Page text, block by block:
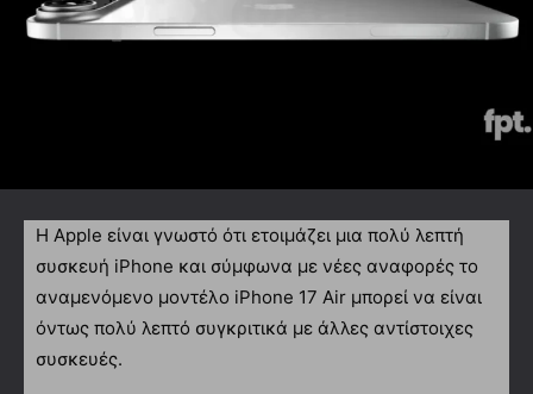
Η Apple είναι γνωστό ότι ετοιμάζει μια πολύ λεπτή
συσκευή iPhone και σύμφωνα με νέες αναφορές το
αναμενόμενο μοντέλο iPhone 17 Air μπορεί να είναι
όντως πολύ λεπτό συγκριτικά με άλλες αντίστοιχες
συσκευές.